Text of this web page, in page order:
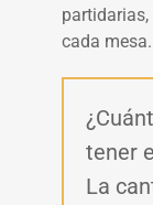
cada mesa.
tener
La